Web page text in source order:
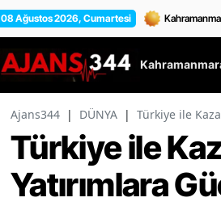
08 Ağustos 2026, Cumartesi
Ajans344 | DÜNYA | Türkiye ile
Türkiye ile
Yatırımlara